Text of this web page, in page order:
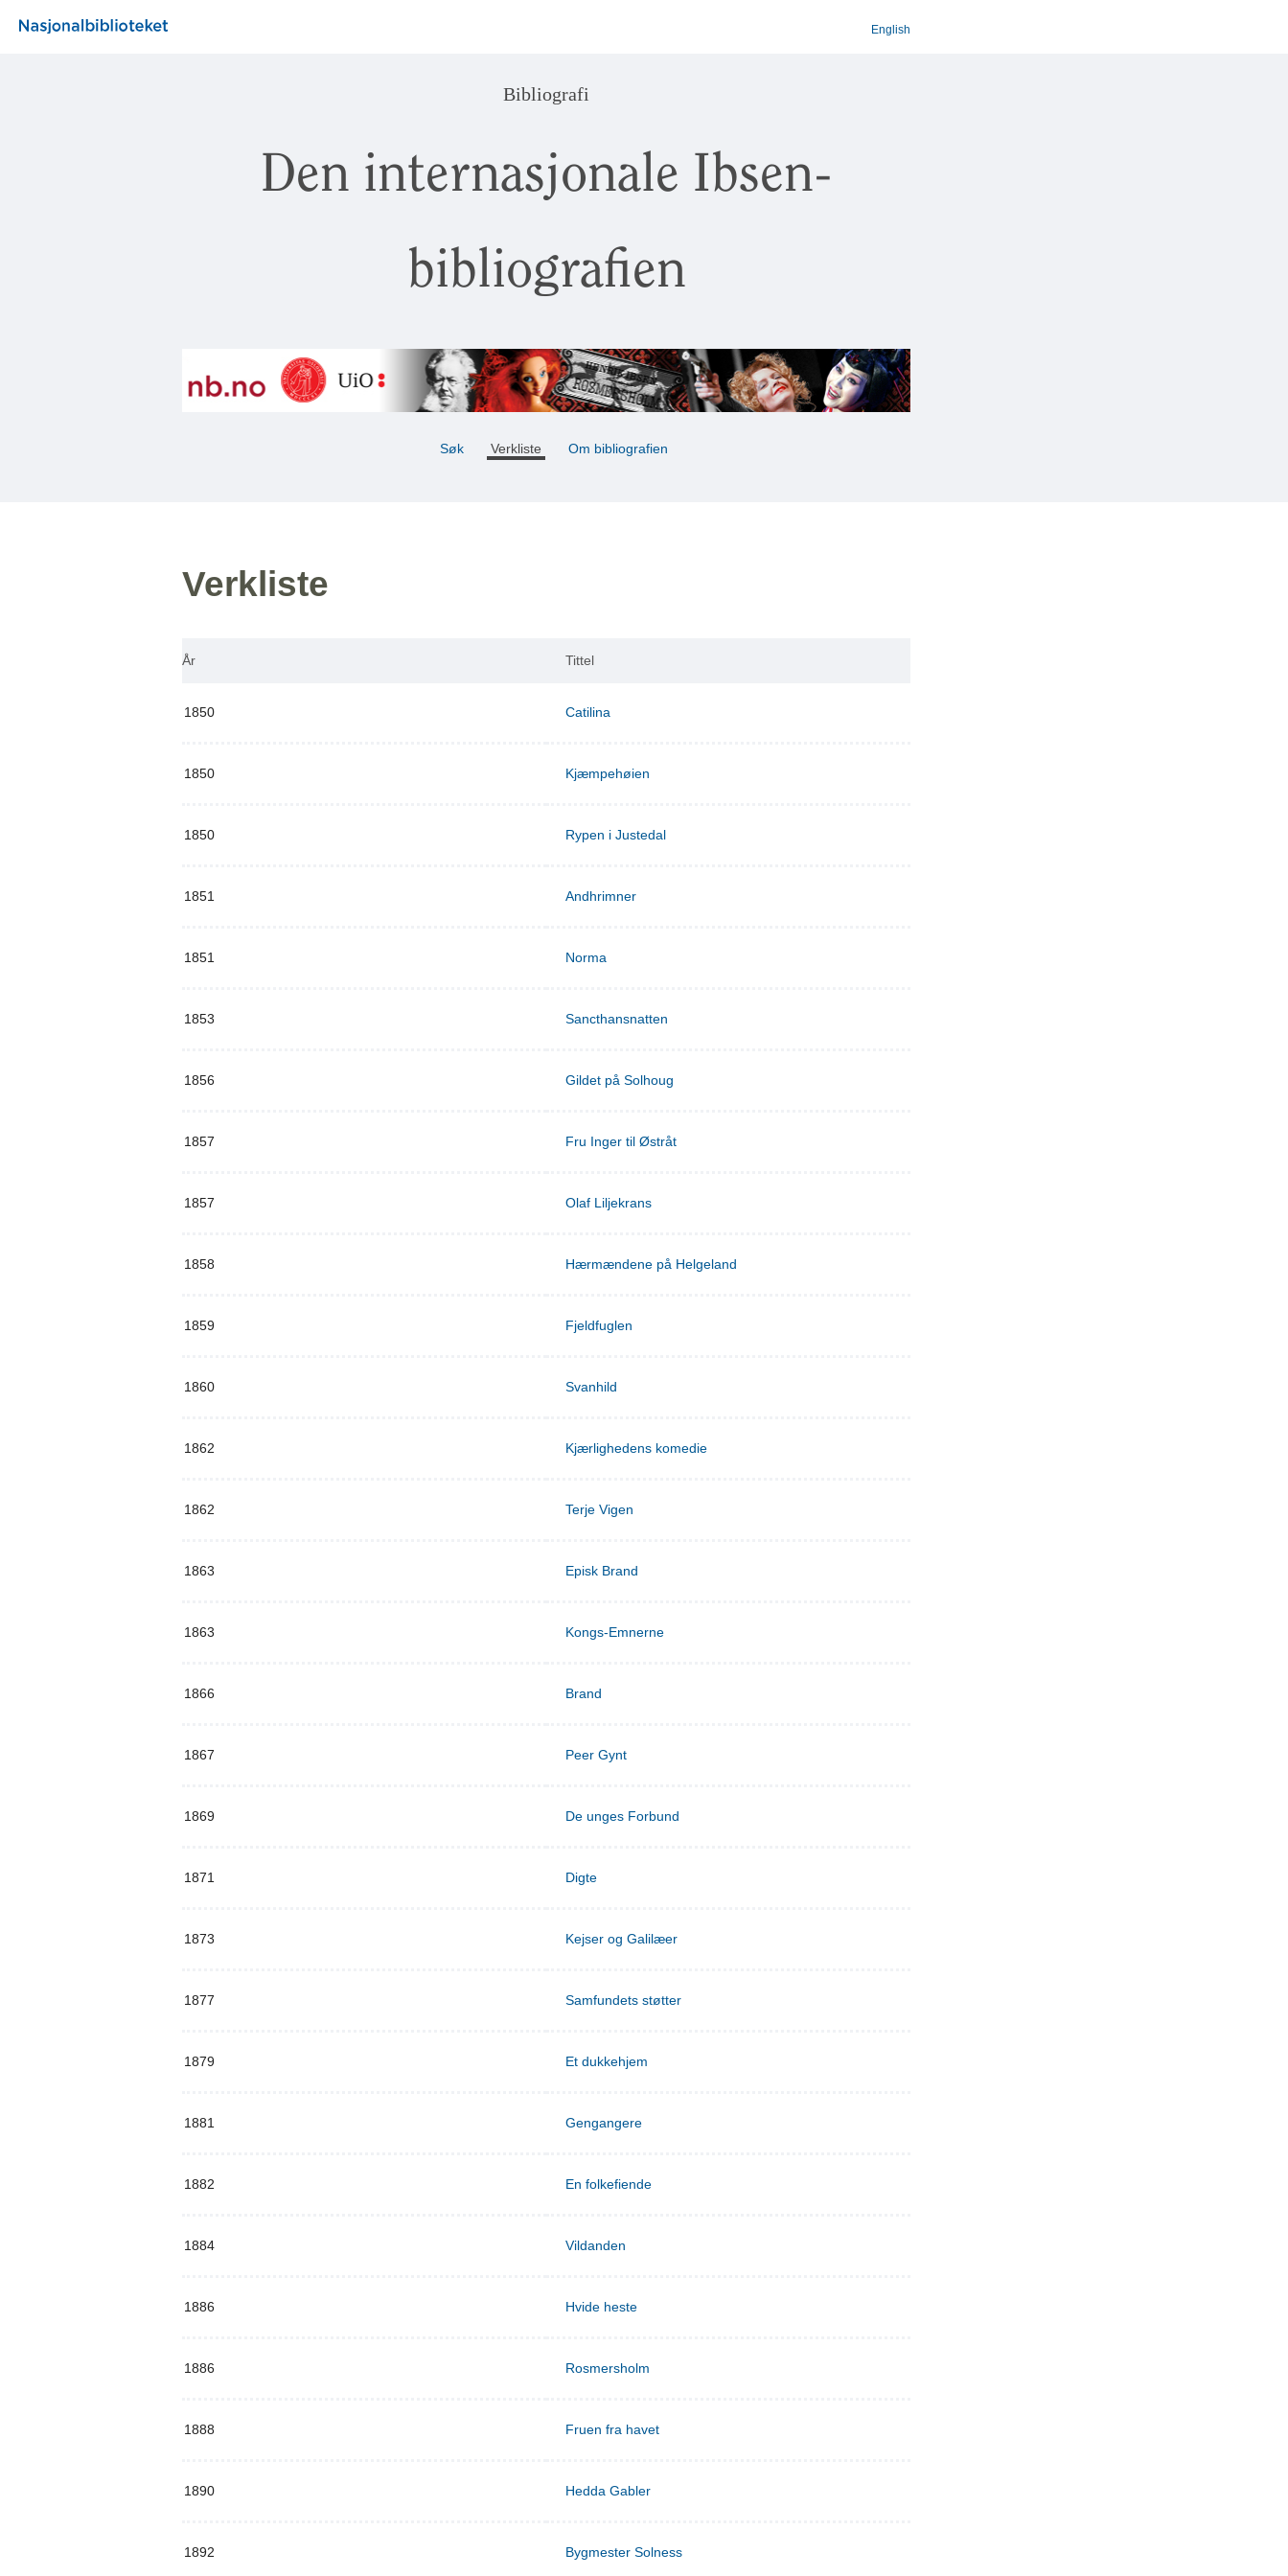
English
Bibliografi
Den internasjonale Ibsen-
bibliografien
Søk Verkliste Om bibliografien
Verkliste
År Tittel
1850 Catilina
1850 Kjæmpehøien
1850 Rypen i Justedal
1851 Andhrimner
1851 Norma
1853 Sancthansnatten
1856 Gildet på Solhoug
1857 Fru Inger til Østråt
1857 Olaf Liljekrans
1858 Hærmændene på Helgeland
1859 Fjeldfuglen
1860 Svanhild
1862 Kjærlighedens komedie
1862 Terje Vigen
1863 Episk Brand
1863 Kongs-Emnerne
1866 Brand
1867 Peer Gynt
1869 De unges Forbund
1871 Digte
1873 Kejser og Galilæer
1877 Samfundets støtter
1879 Et dukkehjem
1881 Gengangere
1882 En folkefiende
1884 Vildanden
1886 Hvide heste
1886 Rosmersholm
1888 Fruen fra havet
1890 Hedda Gabler
1892 Bygmester Solness